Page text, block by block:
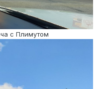
с Плимутом